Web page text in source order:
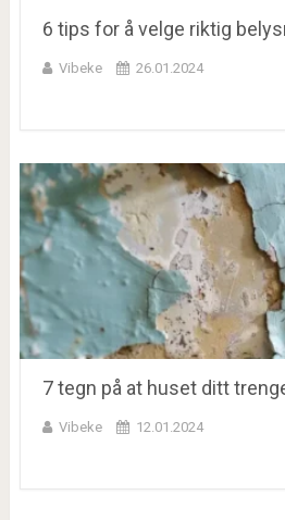
6 tips for å velge riktig
Vibeke 26.01.2024
7 tegn på at huset ditt
Vibeke 12.01.2024